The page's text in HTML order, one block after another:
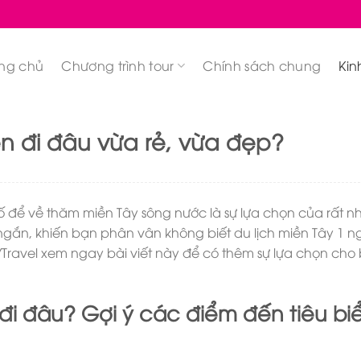
chủ Chương trình tour Chính sách chung
đi đâu vừa rẻ, vừa đẹp?
để về thăm miền Tây sông nước là sự lựa chọn của rất
khiến bạn phân vân không biết du lịch miền Tây 1
xem ngay bài viết này để có thêm sự lựa chọn cho
đâu? Gợi ý các điểm đến tiêu